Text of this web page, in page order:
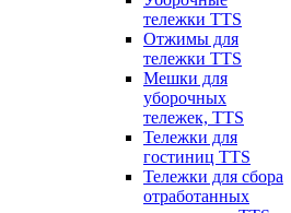
тележки TTS
Отжимы для
тележки TTS
Мешки для
уборочных
тележек, TTS
Тележки для
гостиниц TTS
Тележки для сбора
отработанных